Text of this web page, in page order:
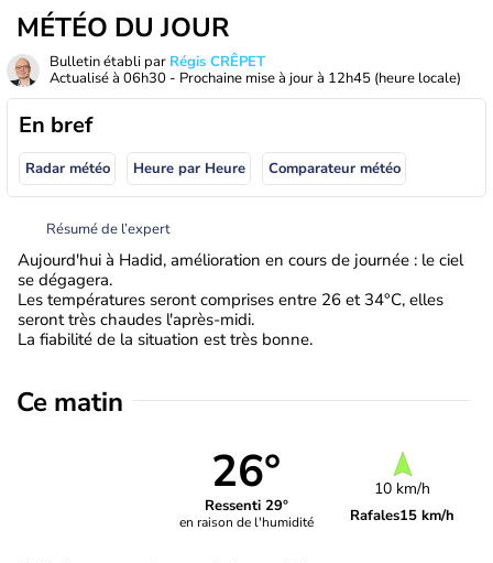
MÉTÉO DU JOUR
Bulletin établi par Régis CRÊPET
Actualisé à 06h30 - Prochaine mise à jour à 12h45 (heure locale)
En bref
Radar météo Heure par Heure Comparateur météo
Résumé de l’expert
Aujourd'hui à Hadid, amélioration en cours de journée : le ciel
se dégagera.
Les températures seront comprises entre 26 et 34°C, elles
seront très chaudes l'après-midi.
La fiabilité de la situation est très bonne.
Ce matin
26°
Ressenti 29°
en raison de l'humidité
10 km/h
Rafales15 km/h